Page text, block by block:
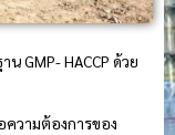
GMP- HACCP ด้วย
วามต้องการของ